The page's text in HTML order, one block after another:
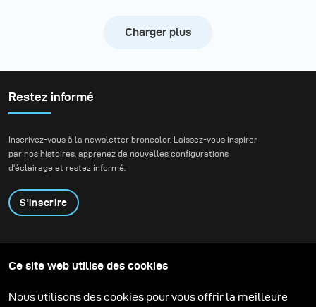
Charger plus
Restez informé
Inscrivez-vous à la newsletter broncolor. Laissez-vous inspirer
par nos histoires, apprenez de nouvelles configurations
d'éclairage et restez informé.
S'inscrire
Contactez-nous
Technologies
Support
Carrière
Ce site web utilise des cookies
Nous utilisons des cookies pour vous offrir la meilleure